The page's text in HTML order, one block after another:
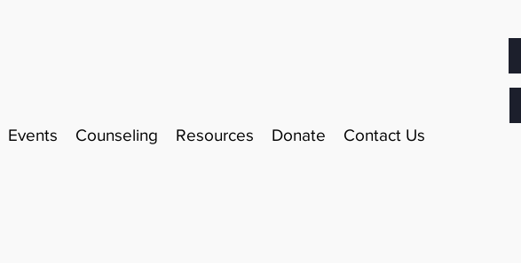
Events Counseling Resources Donate Contact Us